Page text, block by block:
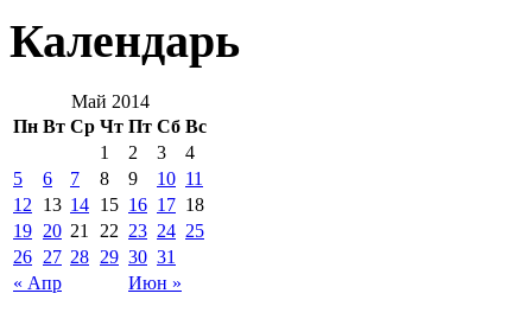
Календарь
Май 2014
Пн Вт Ср Чт Пт Сб Вс
« Апр Июн »
1 2 3
4
5
6 7 8 9 10 11
12
13 14 15 16 17 18
19 20 21 22 23 24 25
26 27 28 29 30 31